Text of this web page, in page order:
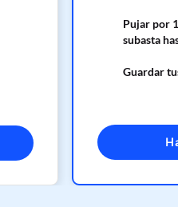
Pujar por
subasta
Guardar